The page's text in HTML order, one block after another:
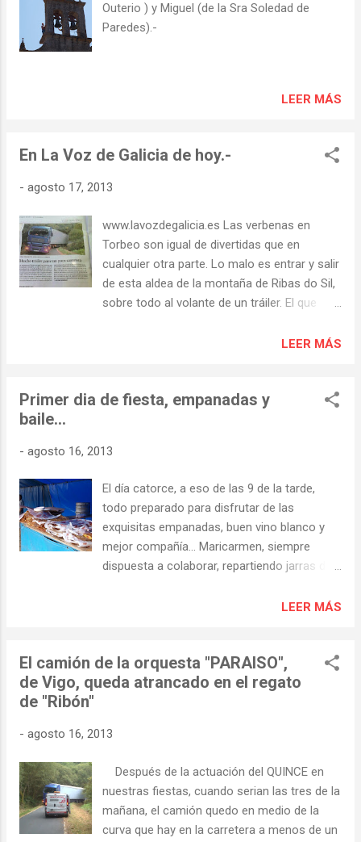
Outerio ) y Miguel (de la Sra Soledad de
Paredes).-
LEER MÁS
En La Voz de Galicia de hoy.-
- agosto 17, 2013
www.lavozdegalicia.es Las verbenas en
Torbeo son igual de divertidas que en
cualquier otra parte. Lo malo es entrar y salir
de esta aldea de la montaña de Ribas do Sil,
sobre todo al volante de un tráiler. El que
escenario de la orquesta Paraíso, de Vigo,
terminado y los músicos bajaban hacia la
Todo quedó en un simple susto, sin heridos
volcar. Eso sí, estuvo entre las tres de la
mañana y las doce del mediodía atascado
allí y cortando la carretera. Lo retiraron con
la ayuda de una grúa. Los que vieron la
operación alaban la pericia de la conductora,
provocar desperfectos en el vehículo. foto
LEER MÁS
Primer dia de fiesta, empanadas y
baile...
- agosto 16, 2013
El día catorce, a eso de las 9 de la tarde,
todo preparado para disfrutar de las
exquisitas empanadas, buen vino blanco y
mejor compañía... Maricarmen, siempre
dispuesta a colaborar, repartiendo jarras de
para tomar el vino... ...y manos a la
tuvieron que emplearse a fondo para partir y
repartir... No falto el entretenimiento para
LEER MÁS
El camión de la orquesta "PARAISO",
de Vigo, queda atrancado en el regato
de "Ribón"
- agosto 16, 2013
Después de la actuación del QUINCE en
nuestras fiestas, cuando serian las tres de la
mañana, el camión quedo en medio de la
curva que hay en la carretera a menos de un